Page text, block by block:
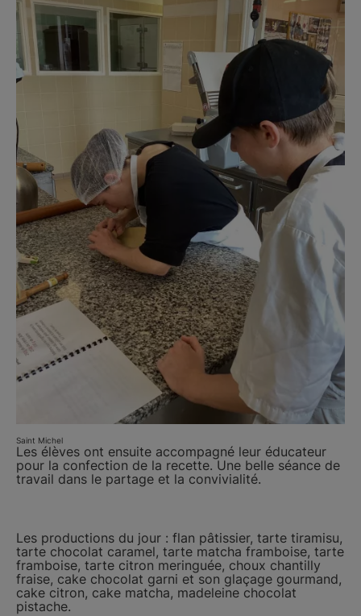
Saint Michel
Les élèves ont ensuite accompagné leur éducateur
pour la confection de la recette. Une belle séance de
travail dans le partage et la convivialité.
Les productions du jour : flan pâtissier, tarte tiramisu,
tarte chocolat caramel, tarte matcha framboise, tarte
framboise, tarte citron meringuée, choux chantilly
fraise, cake chocolat garni et son glaçage gourmand,
cake citron, cake matcha, madeleine chocolat
pistache.